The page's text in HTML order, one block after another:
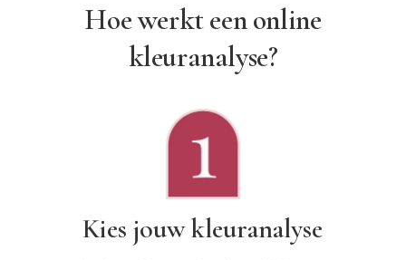
Hoe werkt een online
kleuranalyse?
Kies jouw kleuranalyse